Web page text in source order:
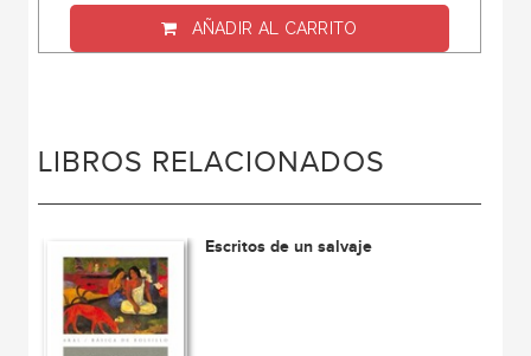
AÑADIR AL CARRITO
LIBROS RELACIONADOS
Escritos de un salvaje